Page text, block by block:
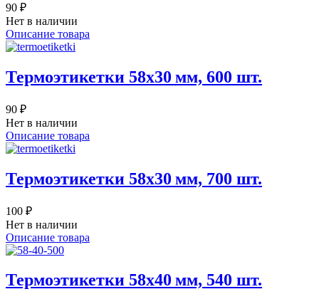
90 ₽
Нет в наличии
Описание товара
Термоэтикетки 58х30 мм, 600 шт.
90 ₽
Нет в наличии
Описание товара
Термоэтикетки 58х30 мм, 700 шт.
100 ₽
Нет в наличии
Описание товара
Термоэтикетки 58х40 мм, 540 шт.